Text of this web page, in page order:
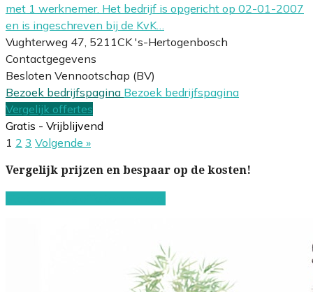
met 1 werknemer. Het bedrijf is opgericht op 02-01-2007
en is ingeschreven bij de KvK…
Vughterweg 47, 5211CK 's-Hertogenbosch
Contactgegevens
Besloten Vennootschap (BV)
Bezoek bedrijfspagina Bezoek bedrijfspagina
Vergelijk offertes
Gratis - Vrijblijvend
1 2 3 Volgende »
Vergelijk prijzen en bespaar op de kosten!